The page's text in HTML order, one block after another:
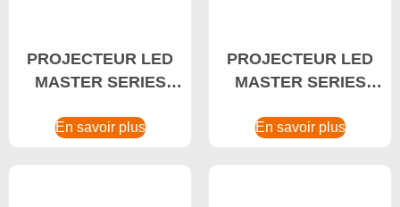
PROJECTEUR LED
MASTER SERIES
explosion
En savoir plus
PROJECTEUR LED
MASTER SERIES
pare-explosion,
En savoir plus